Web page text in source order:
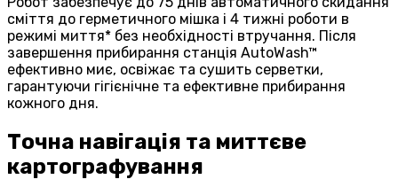
сміття до герметичного мішка і 4 тижні роботи в
режимі миття* без необхідності втручання. Після
завершення прибирання станція AutoWash™
ефективно миє, освіжає та сушить серветки,
гарантуючи гігієнічне та ефективне прибирання
кожного дня.
Точна навігація та миттєве
картографування